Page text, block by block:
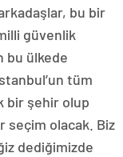
bu bir
güvenlik
bu ülkede
tüm
bir şehir olup
seçim olacak. Biz
dediğimizde